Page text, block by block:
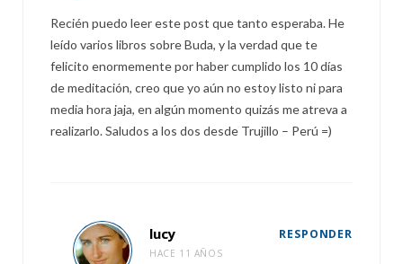
Recién puedo leer este post que tanto esperaba. He
leído varios libros sobre Buda, y la verdad que te
felicito enormemente por haber cumplido los 10 días
de meditación, creo que yo aún no estoy listo ni para
media hora jaja, en algún momento quizás me atreva a
realizarlo. Saludos a los dos desde Trujillo – Perú =)
lucy
HACE 11 AÑOS
RESPONDER